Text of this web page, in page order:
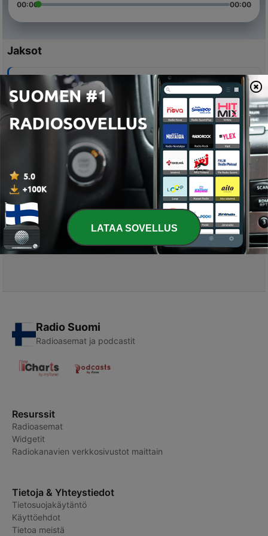
00:00 00:00
Jaksot
Is This What a Worship Leader Does?
19 maalisk. 2020
4 - In The Morning
03 tammik. 2020
The Album I Never Released
24 huhtik. 2019
2 - The Beginning
04 huhtik. 2019
1 - 31/31 Introduction
20 maalisk. 2019
Radio Suomi
Radioasemat ja podcastit
Resurssit
Radioasemat
Widgetit
Radiokanavien verkkosivustot maittain
Tietoja & Yhteystiedot
Tietosuojakäytäntö
Käyttöehdot
Tietoa meistä
LATAA SOVELLUS